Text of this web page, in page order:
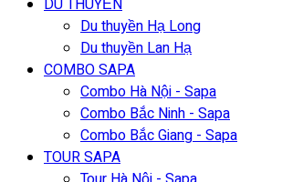
DU THUYỀN
Du thuyền Hạ Long
Du thuyền Lan Hạ
COMBO SAPA
Combo Hà Nội - Sapa
Combo Bắc Ninh - Sapa
Combo Bắc Giang - Sapa
TOUR SAPA